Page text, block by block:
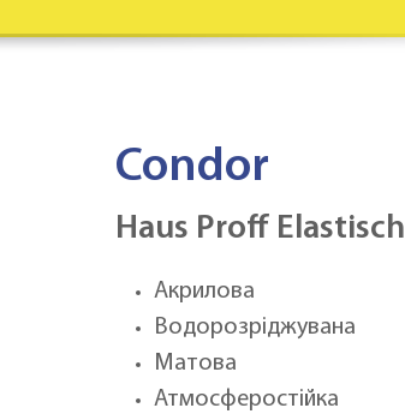
Condor
Haus Proff Elastisch
Акрилова
Водорозріджувана
Матова
Атмосферостійка